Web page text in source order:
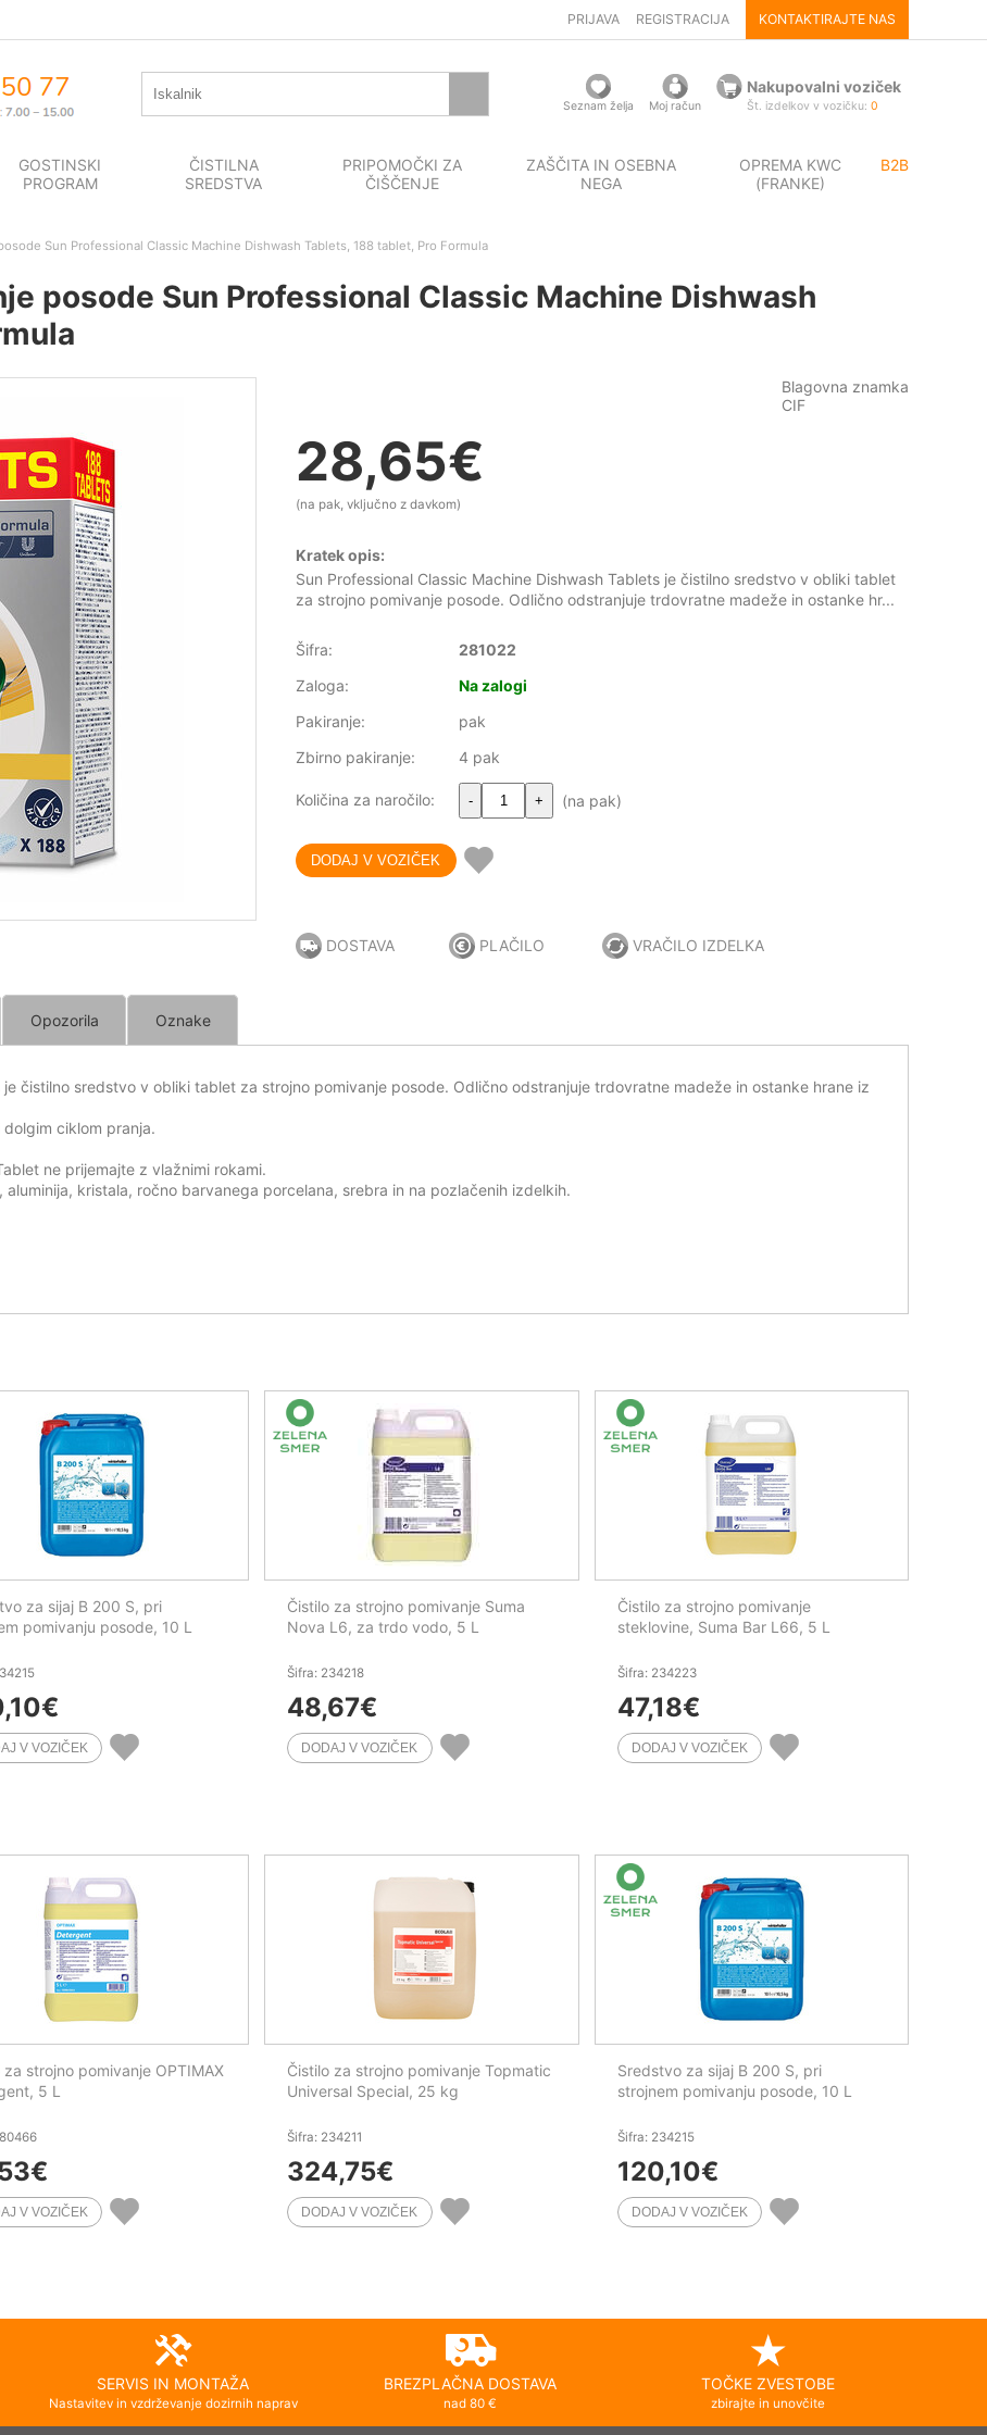
PRIJAVA REGISTRACIJA KONTAKTIRAJTE NAS
Seznam želja Moj račun
Nakupovalni voziček
Št. izdelkov v vozičku: 0
GOSTINSKI
PROGRAM
ČISTILNA
SREDSTVA
PRIPOMOČKI ZA
ČIŠČENJE
ZAŠČITA IN OSEBNA
NEGA
OPREMA KWC
(FRANKE)
B2B
Sun Professional Classic Machine Dishwash Tablets, 188 tablet, Pro Formula
posode Sun Professional Classic Machine Dishwash
Blagovna znamka
CIF
28,65€
(na pak, vključno z davkom)
Kratek opis:
Sun Professional Classic Machine Dishwash Tablets je čistilno sredstvo v obliki tablet
za strojno pomivanje posode. Odlično odstranjuje trdovratne madeže in ostanke hr...
Šifra:
281022
Zaloga:
Na zalogi
Pakiranje:
pak
Zbirno pakiranje:
4 pak
Količina za naročilo: - + (na pak)
DOSTAVA PLAČILO VRAČILO IZDELKA
Opozorila Oznake
je čistilno sredstvo v obliki tablet za strojno pomivanje posode. Odlično odstranjuje trdovratne madeže in ostanke hrane iz
ciklom pranja.
ne prijemajte z vlažnimi rokami.
kristala, ročno barvanega porcelana, srebra in na pozlačenih izdelkih.
za sijaj B 200 S, pri
pomivanju posode, 10 L
€
Čistilo za strojno pomivanje Suma
Nova L6, za trdo vodo, 5 L
Šifra: 234218
48,67€
Čistilo za strojno pomivanje
steklovine, Suma Bar L66, 5 L
Šifra: 234223
47,18€
za strojno pomivanje OPTIMAX
5 L
€
Čistilo za strojno pomivanje Topmatic
Universal Special, 25 kg
Šifra: 234211
324,75€
Sredstvo za sijaj B 200 S, pri
strojnem pomivanju posode, 10 L
Šifra: 234215
120,10€
SERVIS IN MONTAŽA
Nastavitev in vzdrževanje dozirnih naprav
BREZPLAČNA DOSTAVA
nad 80 €
TOČKE ZVESTOBE
zbirajte in unovčite